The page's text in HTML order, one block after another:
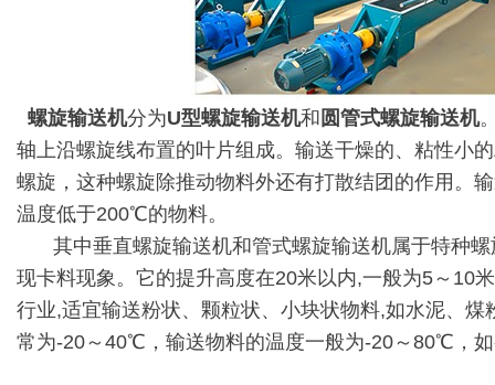
螺旋输送机分为U型螺旋输送机和 圆管式螺旋输送机
轴上沿螺旋线布置的叶片组成。输送干燥的、粘性小
螺旋，这种螺旋除推动物料外还有打散结团的作用。
温度低于200℃的物料。
其中垂直螺旋输送机和管式螺旋输送机属于特种
现卡料现象。它的提升高度在20米以内,一般为5～10
行业,适宜输送粉状、颗粒状、小块状物料,如水泥、
常为-20～40℃，输送物料的温度一般为-20～80℃，